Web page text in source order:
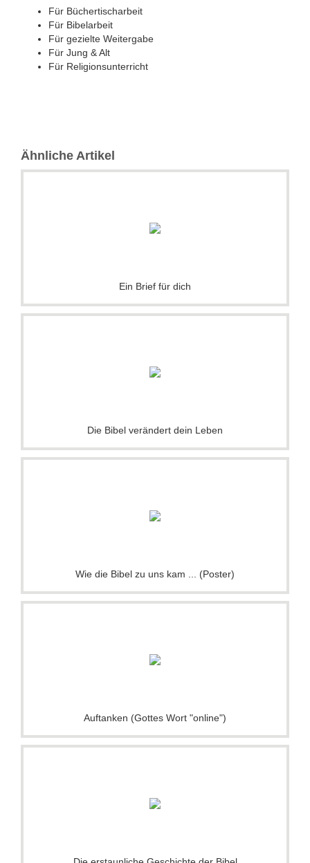
Für Büchertischarbeit
Für Bibelarbeit
Für gezielte Weitergabe
Für Jung & Alt
Für Religionsunterricht
Ähnliche Artikel
Ein Brief für dich
Die Bibel verändert dein Leben
Wie die Bibel zu uns kam ... (Poster)
Auftanken (Gottes Wort "online")